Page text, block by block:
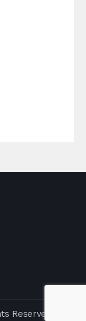
Reserved.